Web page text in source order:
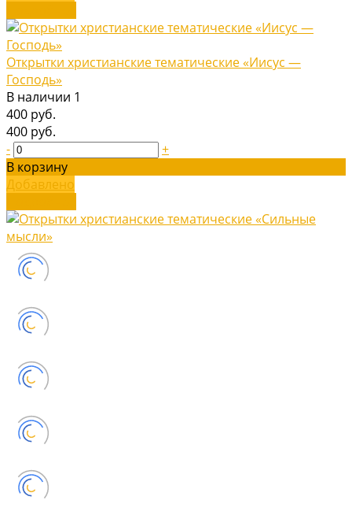
Открытки христианские тематические «Иисус ―
Господь»
В наличии 1
400 руб.
400 руб.
-
+
В корзину
Добавлено